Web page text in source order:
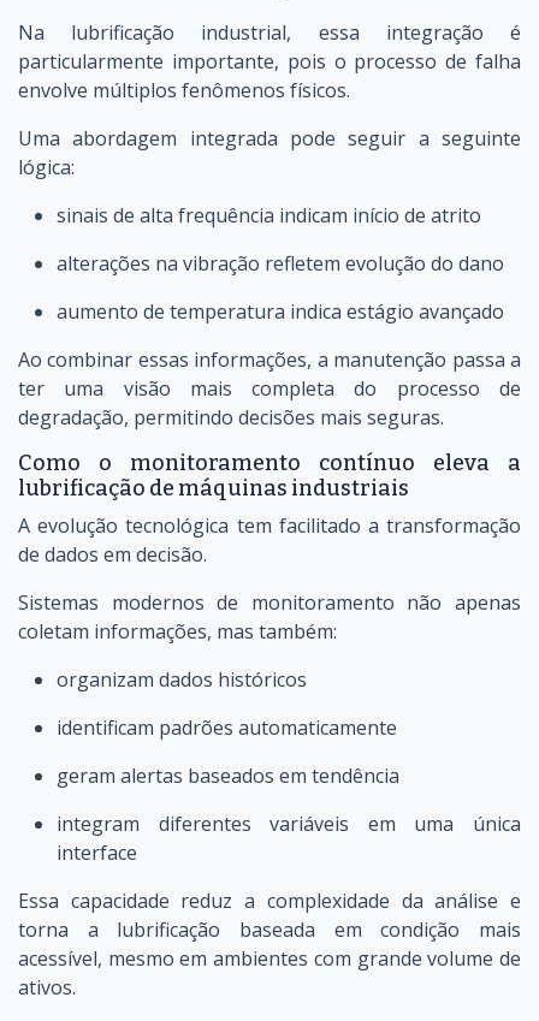
Na lubrificação industrial, essa integração é
particularmente importante, pois o processo de falha
envolve múltiplos fenômenos físicos.
Uma abordagem integrada pode seguir a seguinte
lógica:
sinais de alta frequência indicam início de atrito
alterações na vibração refletem evolução do dano
aumento de temperatura indica estágio avançado
Ao combinar essas informações, a manutenção passa a
ter uma visão mais completa do processo de
degradação, permitindo decisões mais seguras.
Como o monitoramento contínuo eleva a
lubrificação de máquinas industriais
A evolução tecnológica tem facilitado a transformação
de dados em decisão.
Sistemas modernos de monitoramento não apenas
coletam informações, mas também:
organizam dados históricos
identificam padrões automaticamente
geram alertas baseados em tendência
integram diferentes variáveis em uma única
interface
Essa capacidade reduz a complexidade da análise e
torna a lubrificação baseada em condição mais
acessível, mesmo em ambientes com grande volume de
ativos.